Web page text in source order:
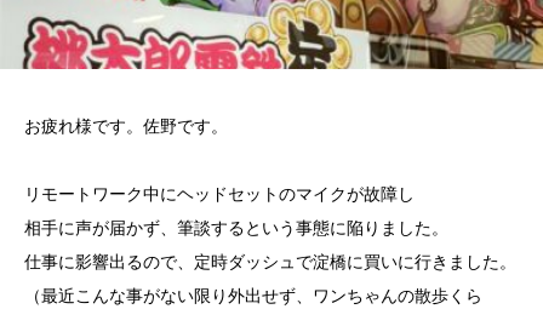
お疲れ様です。佐野です。
リモートワーク中にヘッドセットのマイクが故障し
相手に声が届かず、筆談するという事態に陥りました。
仕事に影響出るので、定時ダッシュで淀橋に買いに行きました。
（最近こんな事がない限り外出せず、ワンちゃんの散歩くら